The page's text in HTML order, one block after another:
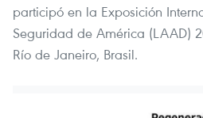
participó en la Exposición
Seguridad de América (LAAD)
Río de Janeiro, Brasil.